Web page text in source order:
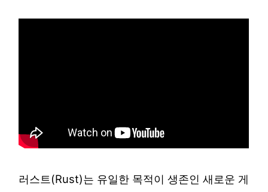
러스트(Rust)는 유일한 목적이 생존인 새로운 게